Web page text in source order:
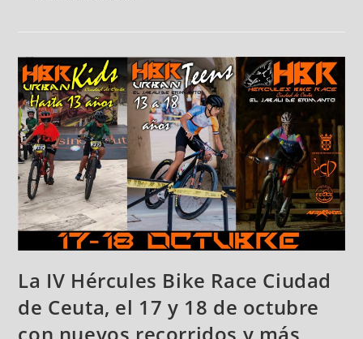
La IV Hércules Bike Race Ciudad
de Ceuta, el 17 y 18 de octubre